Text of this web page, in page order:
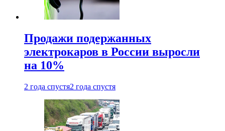
Продажи подержанных
электрокаров в России выросли
на 10%
2 года спустя2 года спустя